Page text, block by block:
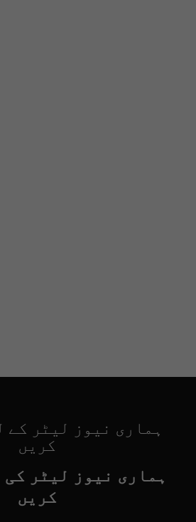
ہماری نیوز لیٹر کے
کریں
ہماری نیوز لیٹر
کریں